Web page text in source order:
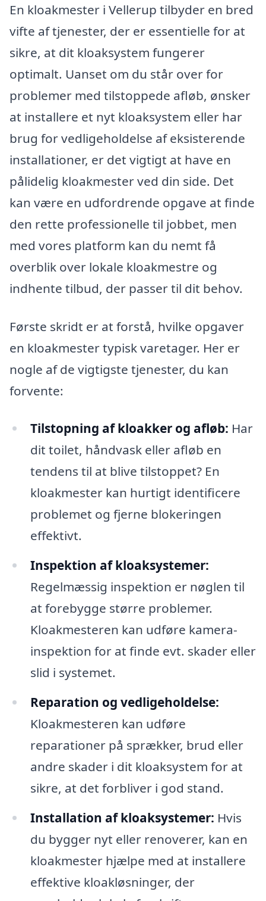
En kloakmester i Vellerup tilbyder en bred
vifte af tjenester, der er essentielle for at
sikre, at dit kloaksystem fungerer
optimalt. Uanset om du står over for
problemer med tilstoppede afløb, ønsker
at installere et nyt kloaksystem eller har
brug for vedligeholdelse af eksisterende
installationer, er det vigtigt at have en
pålidelig kloakmester ved din side. Det
kan være en udfordrende opgave at finde
den rette professionelle til jobbet, men
med vores platform kan du nemt få
overblik over lokale kloakmestre og
indhente tilbud, der passer til dit behov.
Første skridt er at forstå, hvilke opgaver
en kloakmester typisk varetager. Her er
nogle af de vigtigste tjenester, du kan
forvente:
Tilstopning af kloakker og afløb: Har
dit toilet, håndvask eller afløb en
tendens til at blive tilstoppet? En
kloakmester kan hurtigt identificere
problemet og fjerne blokeringen
effektivt.
Inspektion af kloaksystemer:
Regelmæssig inspektion er nøglen til
at forebygge større problemer.
Kloakmesteren kan udføre kamera-
inspektion for at finde evt. skader eller
slid i systemet.
Reparation og vedligeholdelse:
Kloakmesteren kan udføre
reparationer på sprækker, brud eller
andre skader i dit kloaksystem for at
sikre, at det forbliver i god stand.
Installation af kloaksystemer: Hvis
du bygger nyt eller renoverer, kan en
kloakmester hjælpe med at installere
effektive kloakløsninger, der